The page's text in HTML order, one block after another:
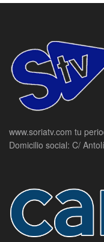
www.soriatv.com tu
Domicilio social: C/